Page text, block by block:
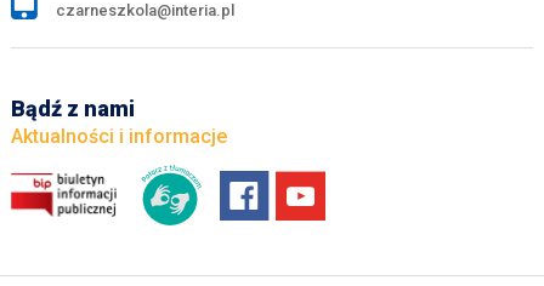
czarneszkola@interia.pl
Bądź z nami
Aktualności i informacje